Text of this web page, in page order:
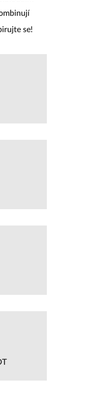
se!